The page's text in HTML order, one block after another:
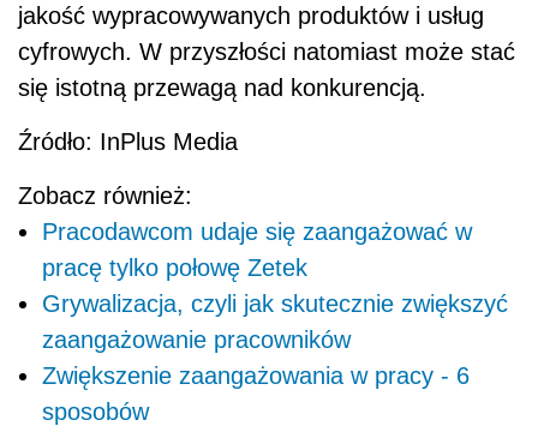
jakość wypracowywanych produktów i usług
cyfrowych. W przyszłości natomiast może stać
się istotną przewagą nad konkurencją.
Źródło: InPlus Media
Zobacz również:
Pracodawcom udaje się zaangażować w
pracę tylko połowę Zetek
Grywalizacja, czyli jak skutecznie zwiększyć
zaangażowanie pracowników
Zwiększenie zaangażowania w pracy - 6
sposobów